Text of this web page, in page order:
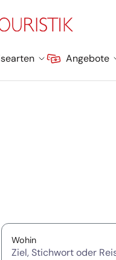
Angebote
Wohin(Ziel, Stichwort oder